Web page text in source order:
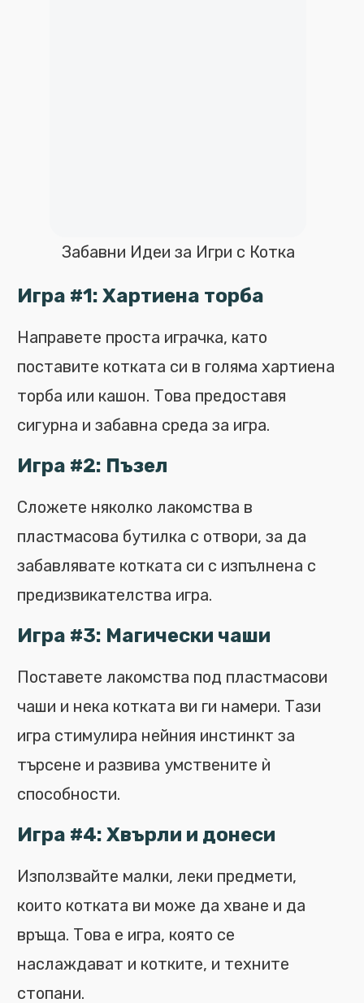
Забавни Идеи за Игри с Котка
Игра #1: Хартиена торба
Направете проста играчка, като
поставите котката си в голяма хартиена
торба или кашон. Това предоставя
сигурна и забавна среда за игра.
Игра #2: Пъзел
Сложете няколко лакомства в
пластмасова бутилка с отвори, за да
забавлявате котката си с изпълнена с
предизвикателства игра.
Игра #3: Магически чаши
Поставете лакомства под пластмасови
чаши и нека котката ви ги намери. Тази
игра стимулира нейния инстинкт за
търсене и развива умствените ѝ
способности.
Игра #4: Хвърли и донеси
Използвайте малки, леки предмети,
които котката ви може да хване и да
връща. Това е игра, която се
наслаждават и котките, и техните
стопани.